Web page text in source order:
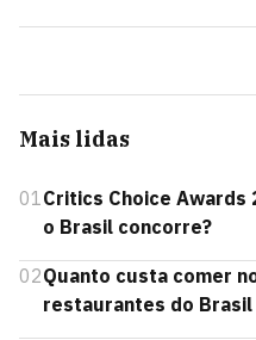
Mais lidas
01Critics Choice Awards
o Brasil concorre?
02Quanto custa comer
restaurantes do Brasil